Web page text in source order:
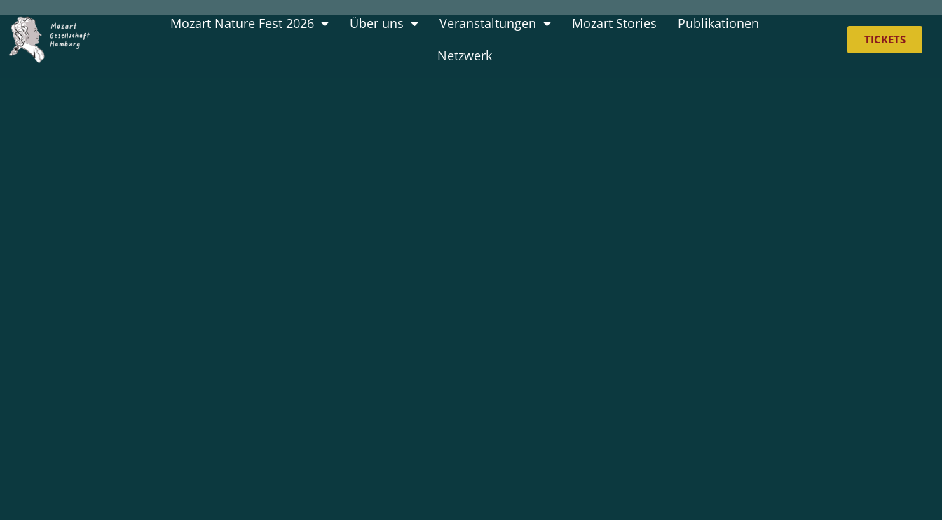
Mozart Nature Fest 2026 Über uns Veranstaltungen Mozart Stories
Publikationen
Netzwerk
TICKETS